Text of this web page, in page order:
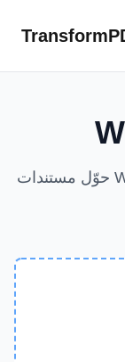
حوّل مستندات Word إلى تنسيق PDF يمكن الوصول إليه